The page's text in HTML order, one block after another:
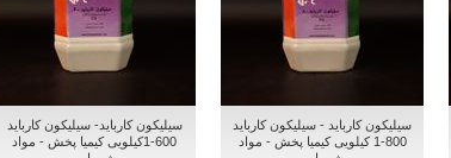
سیلیکون کارباید - سیلیکون کارباید
800-1 کیلویی کیمیا پخش - مواد
سیلیکون کارباید- سیلیکون کارباید
600-1کیلویی کیمیا پخش - مواد